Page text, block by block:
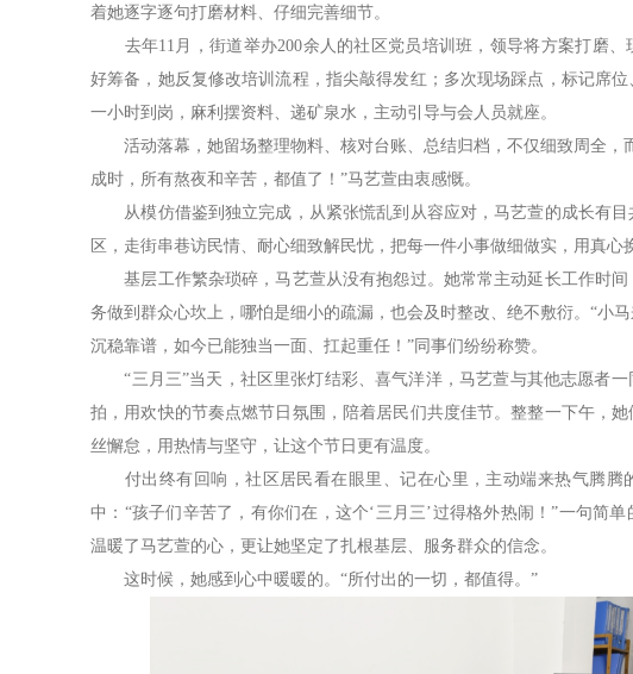
着她逐字逐句打磨材料、仔细完善细节。
去年11月，街道举办200余人的社区党员培训班，领导将方案打磨、
好筹备，她反复修改培训流程，指尖敲得发红；多次现场踩点，标记席
一小时到岗，麻利摆资料、递矿泉水，主动引导与会人员就座。
活动落幕，她留场整理物料、核对台账、总结归档，不仅细致周全，
成时，所有熬夜和辛苦，都值了！”马艺萱由衷感慨。
从模仿借鉴到独立完成，从紧张慌乱到从容应对，马艺萱的成长有目
区，走街串巷访民情、耐心细致解民忧，把每一件小事做细做实，用真心
基层工作繁杂琐碎，马艺萱从没有抱怨过。她常常主动延长工作时间
务做到群众心坎上，哪怕是细小的疏漏，也会及时整改、绝不敷衍。“小
沉稳靠谱，如今已能独当一面、扛起重任！”同事们纷纷称赞。
“三月三”当天，社区里张灯结彩、喜气洋洋，马艺萱与其他志愿者一
拍，用欢快的节奏点燃节日氛围，陪着居民们共度佳节。整整一下午，
丝懈怠，用热情与坚守，让这个节日更有温度。
付出终有回响，社区居民看在眼里、记在心里，主动端来热气腾腾
中：“孩子们辛苦了，有你们在，这个‘三月三’过得格外热闹！”一句简
温暖了马艺萱的心，更让她坚定了扎根基层、服务群众的信念。
这时候，她感到心中暖暖的。“所付出的一切，都值得。”